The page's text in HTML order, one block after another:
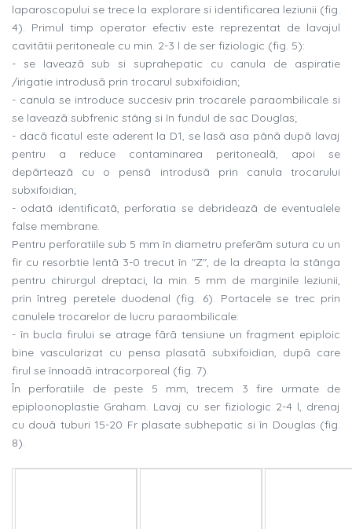
laparoscopului se trece la explorare si identificarea leziunii (fig.
4). Primul timp operator efectiv este reprezentat de lavajul
cavitãtii peritoneale cu min. 2-3 l de ser fiziologic (fig. 5):
- se laveazã sub si suprahepatic cu canula de aspiratie
/irigatie introdusã prin trocarul subxifoidian;
- canula se introduce succesiv prin trocarele paraombilicale si
se laveazã subfrenic stâng si în fundul de sac Douglas;
- dacã ficatul este aderent la D1, se lasã asa pânã dupã lavaj
pentru a reduce contaminarea peritonealã, apoi se
depãrteazã cu o pensã introdusã prin canula trocarului
subxifoidian;
- odatã identificatã, perforatia se debrideazã de eventualele
false membrane.
Pentru perforatiile sub 5 mm în diametru preferãm sutura cu un
fir cu resorbtie lentã 3-0 trecut în "Z", de la dreapta la stânga
pentru chirurgul dreptaci, la min. 5 mm de marginile leziunii,
prin întreg peretele duodenal (fig. 6). Portacele se trec prin
canulele trocarelor de lucru paraombilicale:
- în bucla firului se atrage fãrã tensiune un fragment epiploic
bine vascularizat cu pensa plasatã subxifoidian, dupã care
firul se înnoadã intracorporeal (fig. 7).
În perforatiile de peste 5 mm, trecem 3 fire urmate de
epiploonoplastie Graham. Lavaj cu ser fiziologic 2-4 l, drenaj
cu douã tuburi 15-20 Fr plasate subhepatic si în Douglas (fig.
8).